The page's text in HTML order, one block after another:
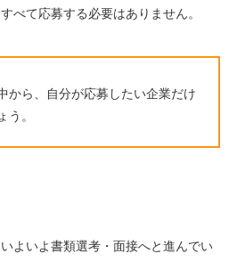
べて応募する必要はありません。
から、自分が応募したい企業だけ
う。
よいよ書類選考・面接へと進んでい